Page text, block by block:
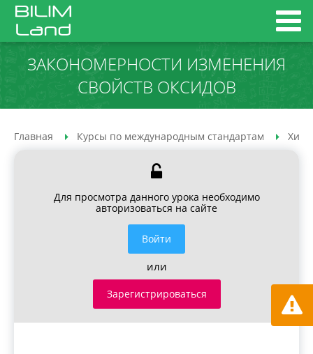
ЗАКОНОМЕРНОСТИ ИЗМЕНЕНИЯ
СВОЙСТВ ОКСИДОВ
Главная Курсы по международным стандартам
Для просмотра данного урока необходимо
авторизоваться на сайте
Войти
или
Зарегистрироваться